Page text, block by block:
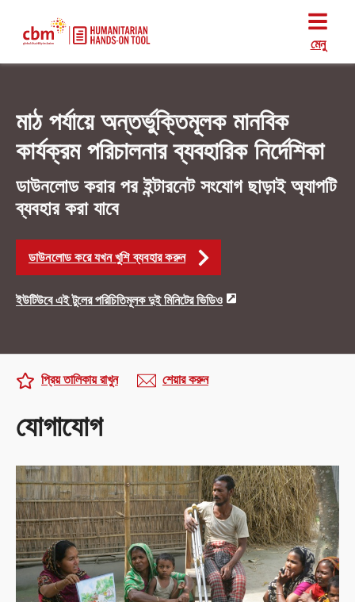
মেনু
মাঠ পর্যায়ে অন্তর্ভুক্তিমূলক মানবিক
কার্যক্রম পরিচালনার ব্যবহারিক নির্দেশিকা
ডাউনলোড করার পর ইন্টারনেট সংযোগ ছাড়াই অ্যাপটি
ব্যবহার করা যাবে
ডাউনলোড করে যখন খুশি ব্যবহার করুন
ইউটিউবে এই টুলের পরিচিতিমূলক দুই মিনিটের ভিডিও
যোগাযোগ
প্রিয় তালিকায় রাখুন শেয়ার করুন